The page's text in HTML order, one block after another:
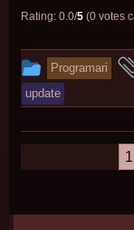
Rating: 0.0/5 (0 votes
This
entry
was
posted
Programari
update
d'entrades
1